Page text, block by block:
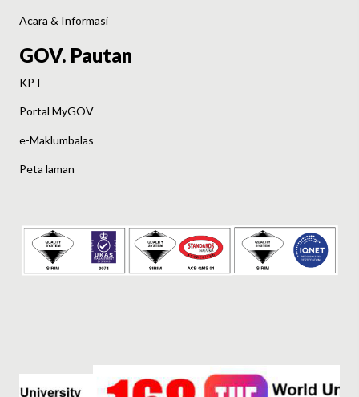
Acara & Informasi
GOV. Pautan
KPT
Portal MyGOV
e-Maklumbalas
Peta laman